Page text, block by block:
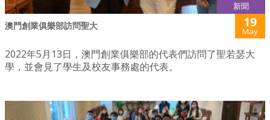
新聞
澳門創業俱樂部訪問聖大 19
May
2022年5月13日，澳門創業俱樂部的代表們訪問了聖若瑟大
學，並會見了學生及校友事務處的代表。